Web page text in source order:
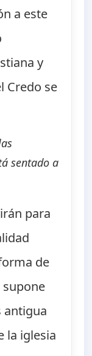
a este
y
Credo se
sentado a
para
de
antigua
la iglesia